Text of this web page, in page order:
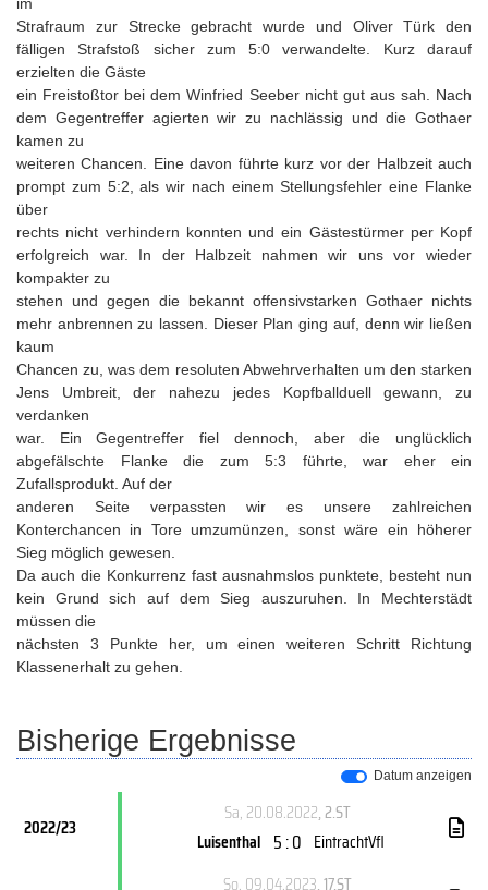
Strafraum zur Strecke gebracht wurde und Oliver Türk den
fälligen Strafstoß sicher zum 5:0 verwandelte. Kurz darauf
erzielten die Gäste
ein Freistoßtor bei dem Winfried Seeber nicht gut aus sah. Nach
dem Gegentreffer agierten wir zu nachlässig und die Gothaer
kamen zu
weiteren Chancen. Eine davon führte kurz vor der Halbzeit auch
prompt zum 5:2, als wir nach einem Stellungsfehler eine Flanke
über
rechts nicht verhindern konnten und ein Gästestürmer per Kopf
erfolgreich war. In der Halbzeit nahmen wir uns vor wieder
kompakter zu
stehen und gegen die bekannt offensivstarken Gothaer nichts
mehr anbrennen zu lassen. Dieser Plan ging auf, denn wir ließen
kaum
Chancen zu, was dem resoluten Abwehrverhalten um den starken
Jens Umbreit, der nahezu jedes Kopfballduell gewann, zu
verdanken
war. Ein Gegentreffer fiel dennoch, aber die unglücklich
abgefälschte Flanke die zum 5:3 führte, war eher ein
Zufallsprodukt. Auf der
anderen Seite verpassten wir es unsere zahlreichen
Konterchancen in Tore umzumünzen, sonst wäre ein höherer
Sieg möglich gewesen.
Da auch die Konkurrenz fast ausnahmslos punktete, besteht nun
kein Grund sich auf dem Sieg auszuruhen. In Mechterstädt
müssen die
nächsten 3 Punkte her, um einen weiteren Schritt Richtung
Klassenerhalt zu gehen.
Bisherige Ergebnisse
Datum anzeigen
2022/23
Sa, 20.08.2022, 2.ST
Luisenthal 5 : 0 EintrachtVfl
So, 09.04.2023, 17.ST